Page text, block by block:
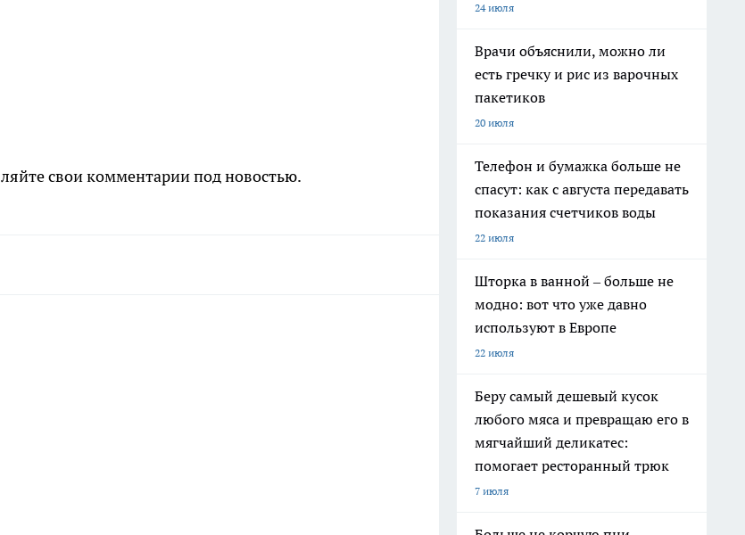
свои комментарии под новостью.
24 июля
Врачи объяснили, можно ли
есть гречку и рис из варочных
пакетиков
20 июля
Телефон и бумажка больше не
спасут: как с августа передавать
показания счетчиков воды
22 июля
Шторка в ванной – больше не
модно: вот что уже давно
используют в Европе
22 июля
Беру самый дешевый кусок
любого мяса и превращаю его в
мягчайший деликатес:
помогает ресторанный трюк
7 июля